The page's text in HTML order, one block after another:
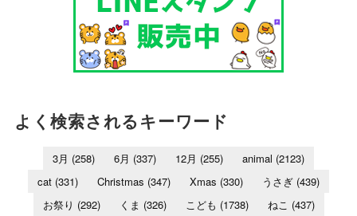
よく検索されるキーワード
3月 (258) 6月 (337) 12月 (255) animal (2123)
cat (331) Christmas (347) Xmas (330) うさぎ (439)
お祭り (292) くま (326) こども (1738) ねこ (437)